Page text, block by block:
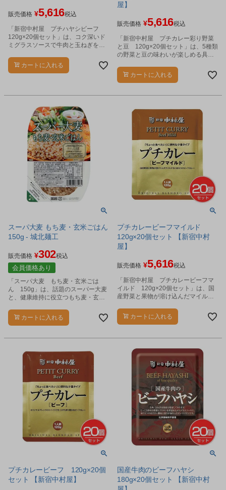
販売価格 ¥5,616税込
「新宿中村屋 プチハヤシビーフ
120g×20個セット」は、コク深いド
ミグラスソースで牛肉と玉ねぎをじ
り高いハヤシソースです。
カートに入れる
屋】
販売価格 ¥5,616税込
「新宿中村屋 プチカレー彩り野菜
と豆 120g×20個セット」は、5種類
の野菜と豆の味わいが楽しめる具だ
カートに入れる
スーパ大麦 もち麦・玄米ごはん
150g - 城北麺工
販売価格 ¥302税込
会員価格あり
「スーパ大麦 もち麦・玄米ごは
ん 150g」は、話題のスーパー大麦
と、健康維持に役立つもち麦・玄米
カートに入れる
プチカレービーフマイルド
120g×20個セット 【新宿中村
屋】
販売価格 ¥5,616税込
「新宿中村屋 プチカレービーフマ
イルド 120g×20個セット」は、国
産野菜と果物が溶け込んだマイルド
カートに入れる
プチカレービーフ 120g×20個
セット 【新宿中村屋】
国産牛肉のビーフハヤシ
180g×20個セット 【新宿中村